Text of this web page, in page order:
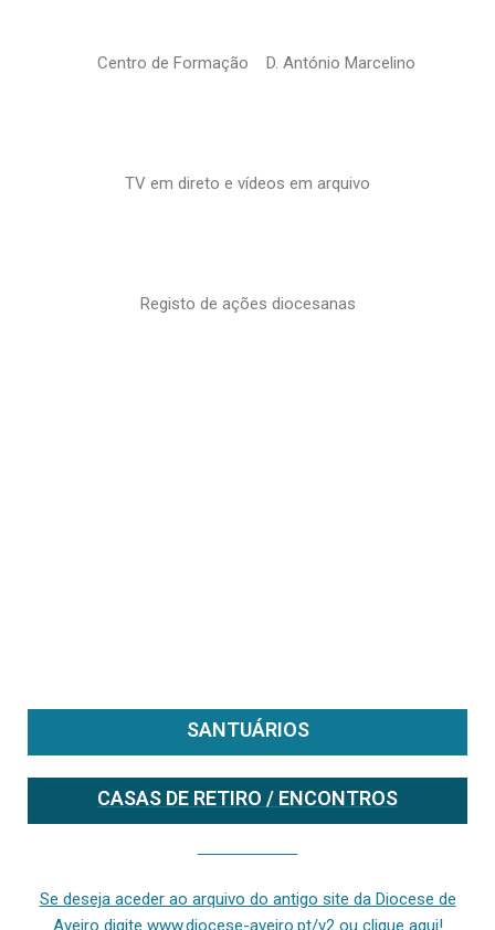
Centro de Formação D. António Marcelino
TV em direto e vídeos em arquivo
Registo de ações diocesanas
SANTUÁRIOS
CASAS DE RETIRO / ENCONTROS
Se deseja aceder ao arquivo do antigo site da Diocese de
Aveiro digite www.diocese-aveiro.pt/v2 ou clique aqui!